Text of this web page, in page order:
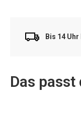
Bis 14
Das passt